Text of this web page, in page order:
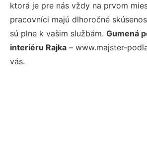
ktorá je pre nás vždy na prvom
pracovníci majú dlhoročné
sú plne k vašim službám. Gumená
interiéru Rajka – www.majster-
vás.